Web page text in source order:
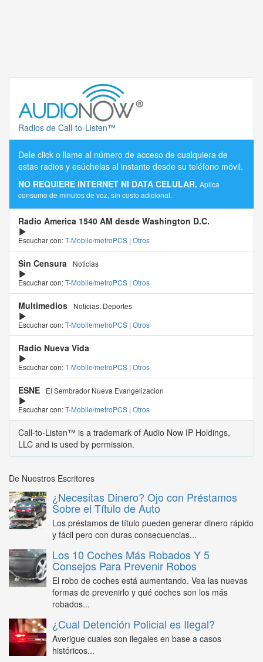
Radios de Call-to-Listen™
Dele click o llame al número de acceso de cualquiera de
estas radios y esúchelas al instante desde su teléfono móvil.
NO REQUIERE INTERNET NI DATA CELULAR. Aplica
consumo de minutos de voz, sin costo adicional.
Radio America 1540 AM desde Washington D.C.
Escuchar con:T-Mobile/metroPCS | Otros
Sin Censura
Noticias
Escuchar con:T-Mobile/metroPCS | Otros
Multimedios
Noticias, Deportes
Escuchar con:T-Mobile/metroPCS | Otros
Radio Nueva Vida
Escuchar con:T-Mobile/metroPCS | Otros
ESNE
El Sembrador Nueva Evangelizacion
Escuchar con:T-Mobile/metroPCS | Otros
Call-to-Listen™ is a trademark of Audio Now IP Holdings,
LLC and is used by permission.
De Nuestros Escritores
¿Necesitas Dinero? Ojo con Préstamos
Sobre el Título de Auto
Los préstamos de título pueden generar dinero rápido
y fácil pero con duras consecuencias...
Los 10 Coches Más Robados Y 5
Consejos Para Prevenir Robos
El robo de coches está aumentando. Vea las nuevas
formas de prevenirlo y qué coches son los más
robados...
¿Cual Detención Policial es Ilegal?
Averigue cuales son ilegales en base a casos
históricos...